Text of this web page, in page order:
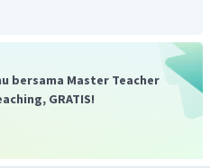
bersama Master Teacher
GRATIS!